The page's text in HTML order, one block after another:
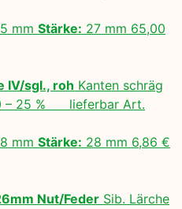
mm Stärke: 27 mm 65,00
IV/sgl., roh Kanten schräg
– 25 % lieferbar Art.
mm Stärke: 28 mm 6,86 €
Nut/Feder Sib. Lärche